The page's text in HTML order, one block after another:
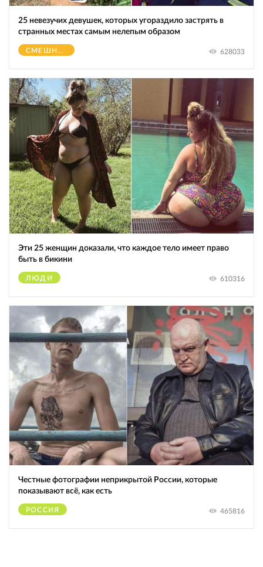
25 невезучих девушек, которых угораздило застрять в
странных местах самым нелепым образом
СМЕШНОЕ 628033
Эти 25 женщин доказали, что каждое тело имеет право
быть в бикини
ЛЮДИ 610316
Честные фотографии неприкрытой России, которые
показывают всё, как есть
РОССИЯ 465816